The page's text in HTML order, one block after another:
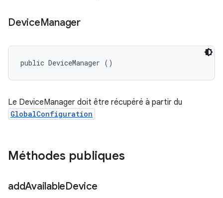
DeviceManager
public DeviceManager ()
Le DeviceManager doit être récupéré à partir du
GlobalConfiguration
Méthodes publiques
addAvailableDevice